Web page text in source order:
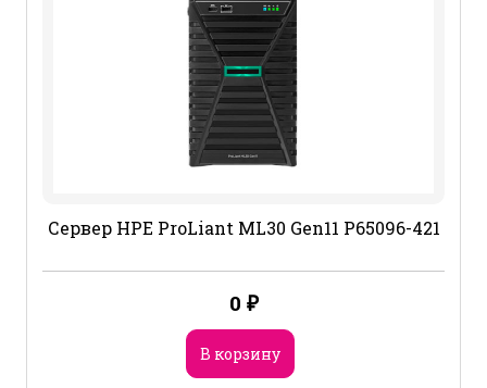
Сервер HPE ProLiant ML30 Gen11 P65096-421
0 ₽
В корзину